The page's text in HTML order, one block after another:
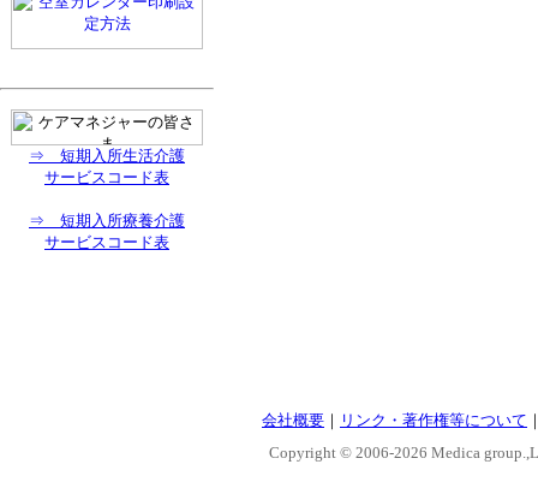
⇒ 短期入所生活介護
サービスコード表
⇒ 短期入所療養介護
サービスコード表
会社概要 ｜ リンク・著作権等について
Copyright © 2006-2026 Medica